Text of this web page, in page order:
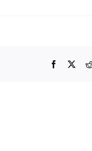
Facebook
X